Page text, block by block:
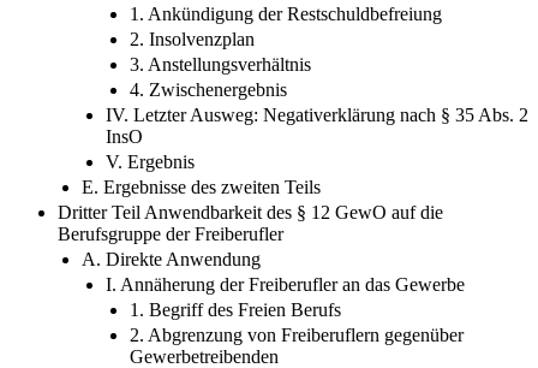
1. Ankündigung der Restschuldbefreiung
2. Insolvenzplan
3. Anstellungsverhältnis
4. Zwischenergebnis
IV. Letzter Ausweg: Negativerklärung nach § 35 Abs. 2
InsO
V. Ergebnis
E. Ergebnisse des zweiten Teils
Dritter Teil Anwendbarkeit des § 12 GewO auf die
Berufsgruppe der Freiberufler
A. Direkte Anwendung
I. Annäherung der Freiberufler an das Gewerbe
1. Begriff des Freien Berufs
2. Abgrenzung von Freiberuflern gegenüber
Gewerbetreibenden